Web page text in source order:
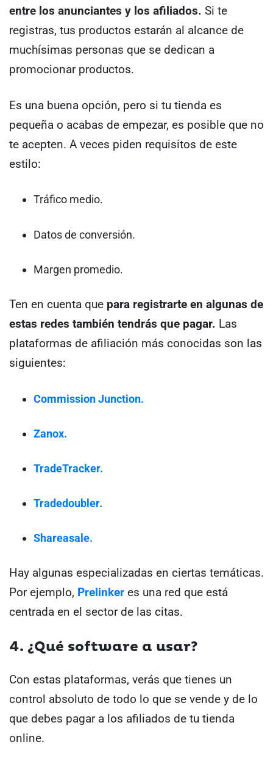
entre los anunciantes y los afiliados. Si te
registras, tus productos estarán al alcance de
muchísimas personas que se dedican a
promocionar productos.
Es una buena opción, pero si tu tienda es
pequeña o acabas de empezar, es posible que no
te acepten. A veces piden requisitos de este
estilo:
Tráfico medio.
Datos de conversión.
Margen promedio.
Ten en cuenta que para registrarte en algunas de
estas redes también tendrás que pagar. Las
plataformas de afiliación más conocidas son las
siguientes:
Commission Junction.
Zanox.
TradeTracker.
Tradedoubler.
Shareasale.
Hay algunas especializadas en ciertas temáticas.
Por ejemplo, Prelinker es una red que está
centrada en el sector de las citas.
4. ¿Qué software a usar?
Con estas plataformas, verás que tienes un
control absoluto de todo lo que se vende y de lo
que debes pagar a los afiliados de tu tienda
online.